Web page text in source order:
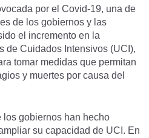
por el Covid-19, una de
de los gobiernos y las
el incremento en la
de Cuidados Intensivos (UCI),
tomar medidas que permitan
y muertes por causa del
los gobiernos han hecho
su capacidad de UCI. En